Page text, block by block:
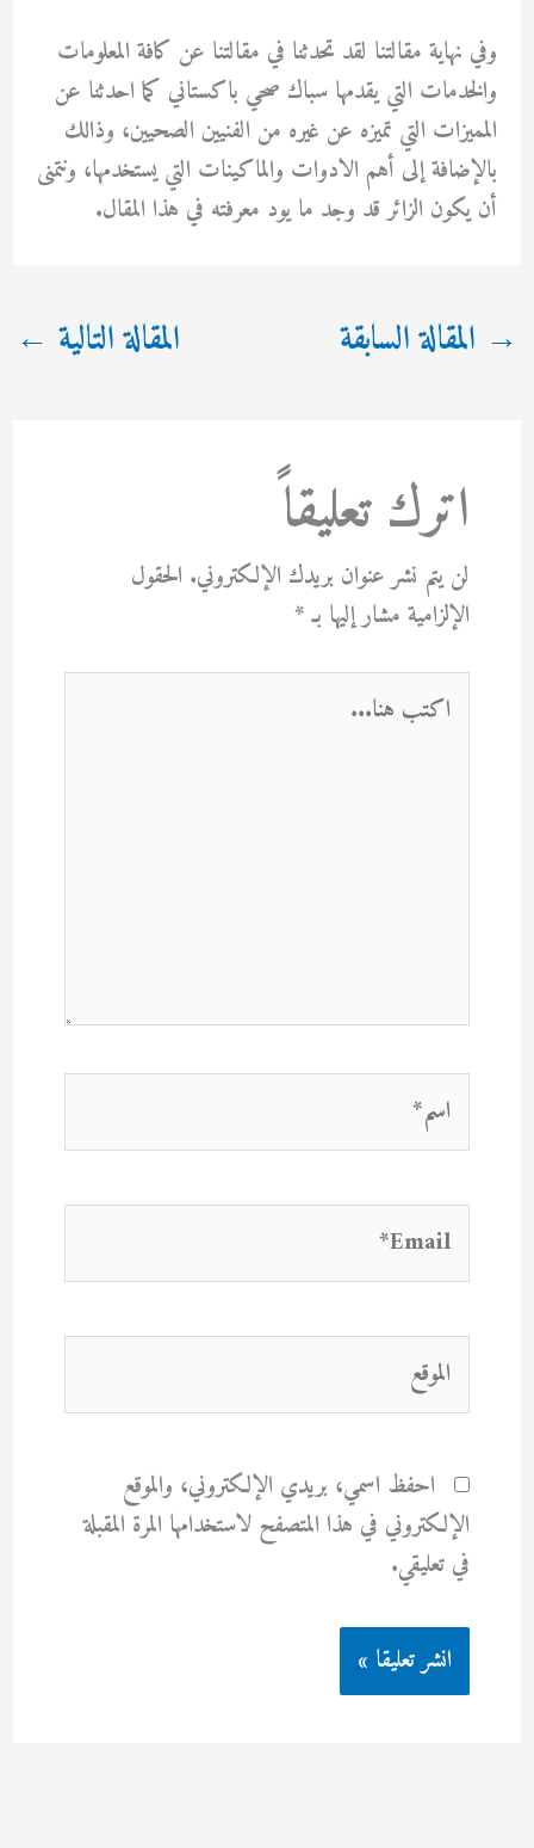
وفي نهاية مقالتنا لقد تحدثنا في مقالتنا عن كافة المعلومات
والخدمات التي يقدمها سباك صحي باكستاني كما احدثنا عن
المميزات التي تميزه عن غيره من الفنيين الصحيين، وذالك
بالإضافة إلى أهم الادوات والماكينات التي يستخدمها، ونتمنى
أن يكون الزائر قد وجد ما يود معرفته في هذا المقال.
→ المقالة السابقة المقالة التالية ←
اترك تعليقاً
لن يتم نشر عنوان بريدك الإلكتروني. الحقول
الإلزامية مشار إليها بـ*
اكتب
هنا...
اسم*
Email*
الموقع
احفظ اسمي، بريدي الإلكتروني، والموقع
الإلكتروني في هذا المتصفح لاستخدامها المرة المقبلة
في تعليقي.